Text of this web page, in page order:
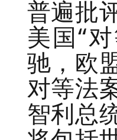
普遍批
美国“
驰，欧
对等法
智利总